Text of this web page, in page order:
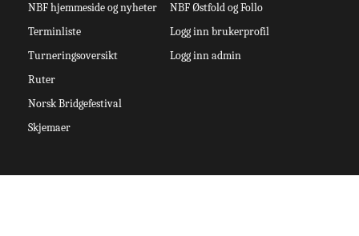
NBF hjemmeside og nyheter
Terminliste
Turneringsoversikt
Ruter
Norsk Bridgefestival
Skjemaer
NBF Østfold og Follo
Logg inn brukerprofil
Logg inn admin